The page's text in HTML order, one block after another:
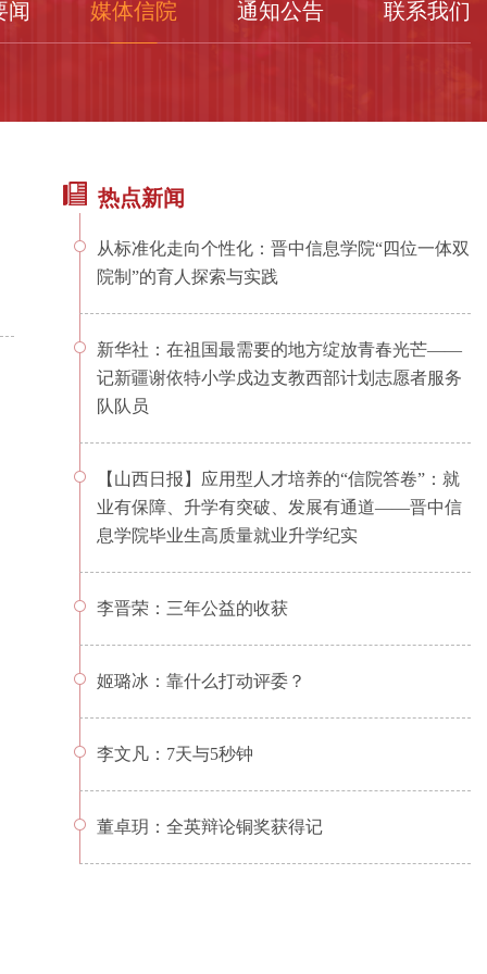
闻 媒体信院 通知公告 联系我们
热点新闻
从标准化走向个性化：晋中信息学院“四位一体双
院制”的育人探索与实践
新华社：在祖国最需要的地方绽放青春光芒——
记新疆谢依特小学戍边支教西部计划志愿者服务
队队员
【山西日报】应用型人才培养的“信院答卷”：就
业有保障、升学有突破、发展有通道——晋中信
息学院毕业生高质量就业升学纪实
李晋荣：三年公益的收获
姬璐冰：靠什么打动评委？
李文凡：7天与5秒钟
董卓玥：全英辩论铜奖获得记